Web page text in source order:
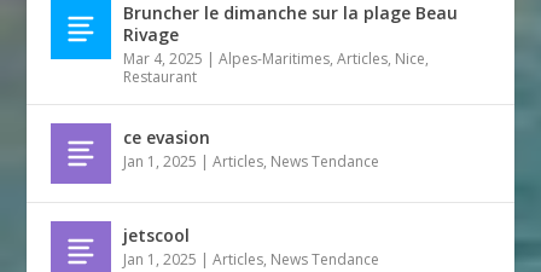
Bruncher le dimanche sur la plage Beau
Rivage
Mar 4, 2025 |Alpes-Maritimes,Articles, Nice,
Restaurant
ce evasion
Jan 1, 2025 |Articles, News Tendance
jetscool
Jan 1, 2025 |Articles, News Tendance